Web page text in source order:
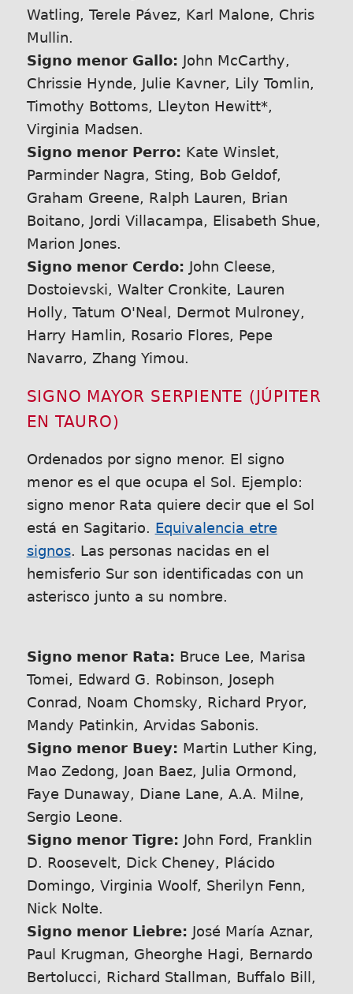
Watling, Terele Pávez, Karl Malone, Chris
Mullin.
Signo menor Gallo: John McCarthy,
Chrissie Hynde, Julie Kavner, Lily Tomlin,
Timothy Bottoms, Lleyton Hewitt*,
Virginia Madsen.
Signo menor Perro: Kate Winslet,
Parminder Nagra, Sting, Bob Geldof,
Graham Greene, Ralph Lauren, Brian
Boitano, Jordi Villacampa, Elisabeth Shue,
Marion Jones.
Signo menor Cerdo: John Cleese,
Dostoievski, Walter Cronkite, Lauren
Holly, Tatum O'Neal, Dermot Mulroney,
Harry Hamlin, Rosario Flores, Pepe
Navarro, Zhang Yimou.
SIGNO MAYOR SERPIENTE (JÚPITER
EN TAURO)
Ordenados por signo menor. El signo
menor es el que ocupa el Sol. Ejemplo:
signo menor Rata quiere decir que el Sol
está en Sagitario. Equivalencia etre
signos. Las personas nacidas en el
hemisferio Sur son identificadas con un
asterisco junto a su nombre.
Signo menor Rata: Bruce Lee, Marisa
Tomei, Edward G. Robinson, Joseph
Conrad, Noam Chomsky, Richard Pryor,
Mandy Patinkin, Arvidas Sabonis.
Signo menor Buey: Martin Luther King,
Mao Zedong, Joan Baez, Julia Ormond,
Faye Dunaway, Diane Lane, A.A. Milne,
Sergio Leone.
Signo menor Tigre: John Ford, Franklin
D. Roosevelt, Dick Cheney, Plácido
Domingo, Virginia Woolf, Sherilyn Fenn,
Nick Nolte.
Signo menor Liebre: José María Aznar,
Paul Krugman, Gheorghe Hagi, Bernardo
Bertolucci, Richard Stallman, Buffalo Bill,